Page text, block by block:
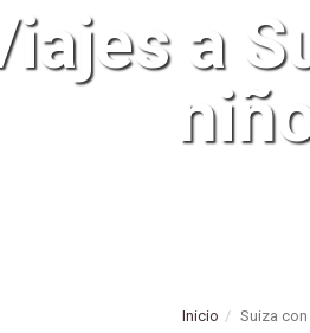
a
Inicio Suiza